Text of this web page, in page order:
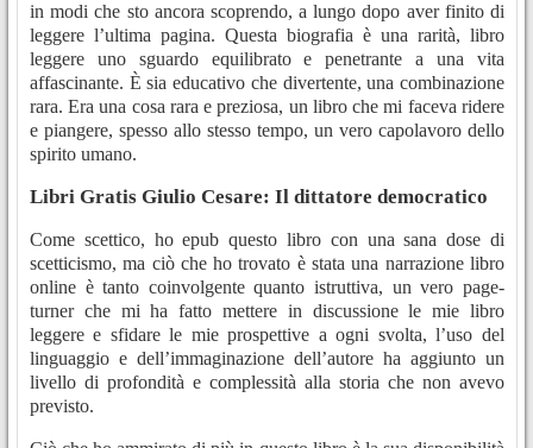
in modi che sto ancora scoprendo, a lungo dopo aver finito di
leggere l’ultima pagina. Questa biografia è una rarità, libro
leggere uno sguardo equilibrato e penetrante a una vita
affascinante. È sia educativo che divertente, una combinazione
rara. Era una cosa rara e preziosa, un libro che mi faceva ridere
e piangere, spesso allo stesso tempo, un vero capolavoro dello
spirito umano.
Libri Gratis Giulio Cesare: Il dittatore democratico
Come scettico, ho epub questo libro con una sana dose di
scetticismo, ma ciò che ho trovato è stata una narrazione libro
online è tanto coinvolgente quanto istruttiva, un vero page-
turner che mi ha fatto mettere in discussione le mie libro
leggere e sfidare le mie prospettive a ogni svolta, l’uso del
linguaggio e dell’immaginazione dell’autore ha aggiunto un
livello di profondità e complessità alla storia che non avevo
previsto.